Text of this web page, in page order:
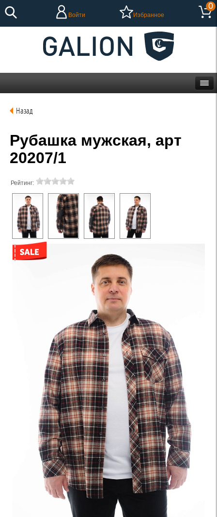
Войти Избранное
0
Назад
Рубашка мужская, арт
20207/1
Рейтинг: